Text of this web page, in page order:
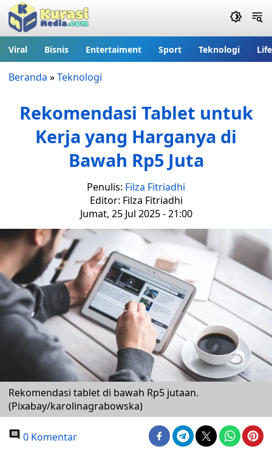
Viral Bisnis Entertaiment Sport Teknologi
Beranda »Teknologi
Rekomendasi Tablet untuk
Kerja yang Harganya di
Bawah Rp5 Juta
Penulis: Filza Fitriadhi
Editor: Filza Fitriadhi
Jumat, 25 Jul 2025 - 21:00
Rekomendasi tablet di bawah Rp5 jutaan.
(Pixabay/karolinagrabowska)
0 Komentar